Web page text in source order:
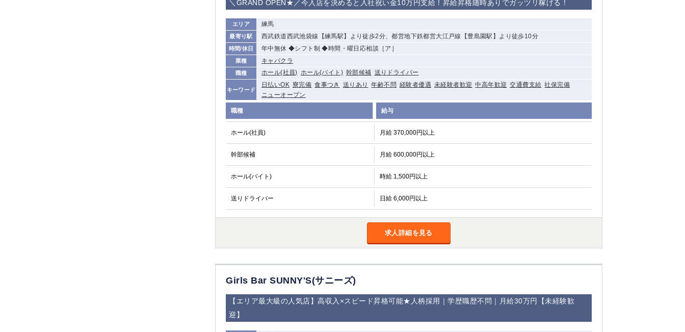
＼GRAND OPEN★／今入店を決めると入社祝い金10万円支給！昇給昇格随時ありでガッツリ稼げる！
エリア 練馬
最寄り駅 西武鉄道西武池袋線【練馬駅】より徒歩2分、都営地下鉄都営大江戸線【豊島園駅】より徒歩10分
時間/休日 年中無休 ◆シフト制 ◆時間・曜日応相談［ア］
業種 キャバクラ
職種 ホール(社員) ホール(バイト) 幹部候補 送りドライバー
キーワード
日払いOK 寮完備 食事つき 送りあり 年齢不問 経験者優遇 未経験者歓迎 中高年歓迎 交通費支給 社保完備
ニューオープン
職種 給与
ホール(社員) 月給 370,000円以上
幹部候補 月給 600,000円以上
ホール(バイト) 時給 1,500円以上
送りドライバー 日給 6,000円以上
求人詳細を見る
Girls Bar SUNNY'S(サニーズ)
【エリア最大級の人気店】高収入×スピード昇格可能★人柄採用｜学歴職歴不問｜月給30万円【未経験歓
迎】